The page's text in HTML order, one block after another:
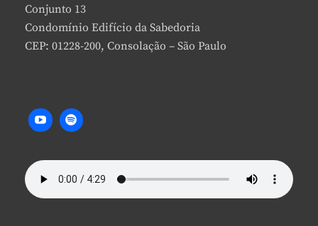
Conjunto 13
Condomínio Edifício da Sabedoria
CEP: 01228-200, Consolação – São Paulo